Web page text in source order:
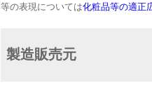
等の表現については化粧品等の適正
製造販売元